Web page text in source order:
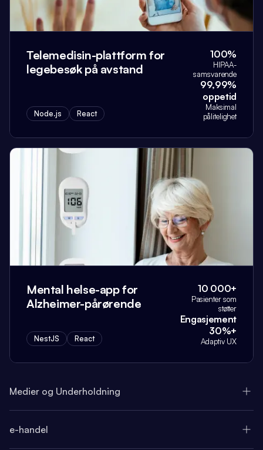
Telemedisin-plattform for
legebesøk på avstand
Node.js React
100%
HIPAA-
samsvarende
99,99%
oppetid
Maksimal
pålitelighet
Mental helse-app for
Alzheimer-pårørende
NestJS React
10 000+
Pasienter som
støtter
Engasjement
30%+
Adaptiv UX
Medier og Underholdning
e-handel